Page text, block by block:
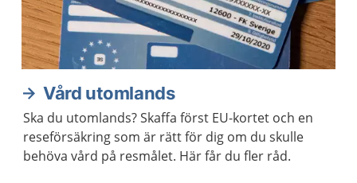
Vård utomlands
Ska du utomlands? Skaffa först EU-kortet och en
reseförsäkring som är rätt för dig om du skulle
behöva vård på resmålet. Här får du fler råd.